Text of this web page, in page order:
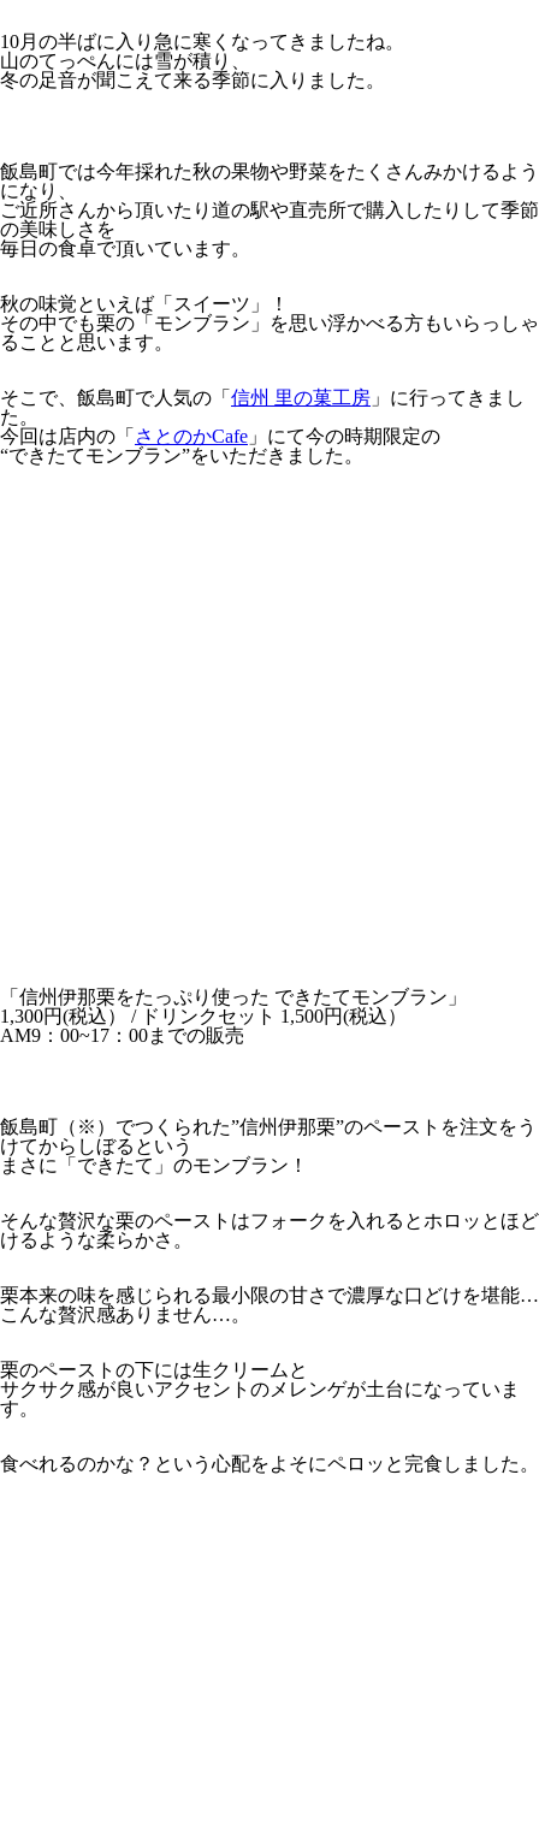
10月の半ばに入り急に寒くなってきましたね。
山のてっぺんには雪が積り、
冬の足音が聞こえて来る季節に入りました。
飯島町では今年採れた秋の果物や野菜をたくさんみかけるよう
になり、
ご近所さんから頂いたり道の駅や直売所で購入したりして季節
の美味しさを
毎日の食卓で頂いています。
秋の味覚といえば「スイーツ」！
その中でも栗の「モンブラン」を思い浮かべる方もいらっしゃ
ることと思います。
そこで、飯島町で人気の「 信州 里の菓工房 」に行ってきまし
た。
今回は店内の「 さとのかCafe 」にて今の時期限定の
“できたてモンブラン”をいただきました。
「信州伊那栗をたっぷり使った できたてモンブラン」
1,300円(税込） / ドリンクセット 1,500円(税込）
AM9：00~17：00までの販売
飯島町（※）でつくられた”信州伊那栗”のペーストを注文をう
けてからしぼるという
まさに「できたて」のモンブラン！
そんな贅沢な栗のペーストはフォークを入れるとホロッとほど
けるような柔らかさ。
栗本来の味を感じられる最小限の甘さで濃厚な口どけを堪能…
こんな贅沢感ありません…。
栗のペーストの下には生クリームと
サクサク感が良いアクセントのメレンゲが土台になっていま
す。
食べれるのかな？という心配をよそにペロッと完食しました。